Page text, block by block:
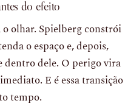
do efeito
olhar. Spielberg constrói
o espaço e, depois,
dentro dele. O perigo vira
E é essa transição
tempo.